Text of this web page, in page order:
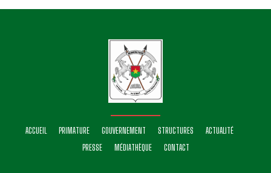
ACCUEIL PRIMATURE GOUVERNEMENT STRUCTURES
ACTUALITÉ
PRESSE
MÉDIATHÈQUE CONTACT